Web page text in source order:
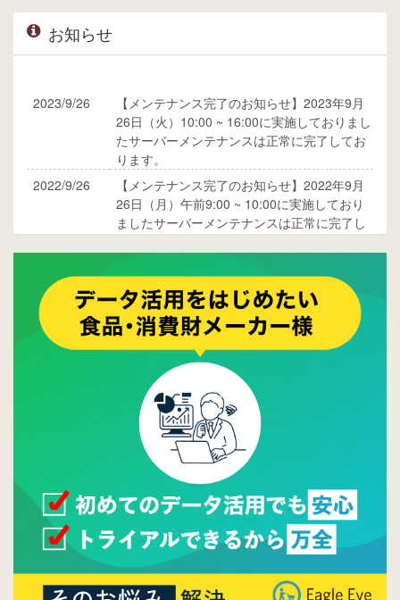
お知らせ
2023/9/26
【メンテナンス完了のお知らせ】2023年9月
26日（火）10:00 ~ 16:00に実施しておりまし
たサーバーメンテナンスは正常に完了してお
ります。
2022/9/26
【メンテナンス完了のお知らせ】2022年9月
26日（月）午前9:00 ~ 10:00に実施しており
ましたサーバーメンテナンスは正常に完了し
ご覧ください。
2015/10/19
ウレコンのサイト機能を大幅バージョンアッ
プ。詳細はこちら。⇒告知ページへ
2015/09/28
ウレコンが機能拡充し、サイトリニューアル
しました。⇒
ウレコンFacebook
Facebookページを開設しました。詳細は
ら。
ウレコンサイトリリースしました。